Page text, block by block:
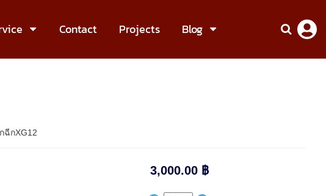
Contact Projects Blog
ฉีกXG12
3,000.00 ฿